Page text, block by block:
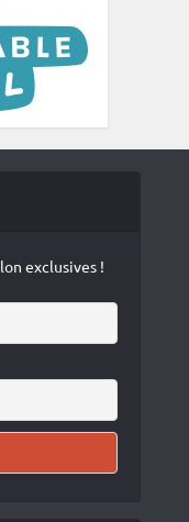
exclusives !